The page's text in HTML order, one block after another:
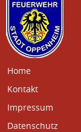
Home
Kontakt
Impressum
Datenschutz